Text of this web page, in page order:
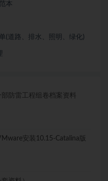
本
(道路、排水、照明、绿化)
防雷工程组卷档案资料
安装10.15-Catalina版